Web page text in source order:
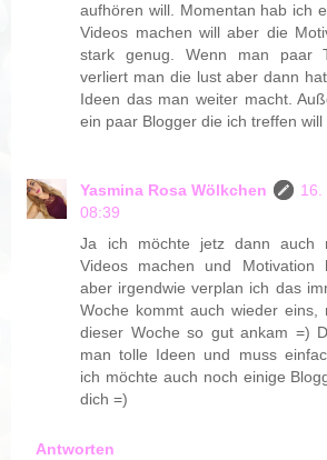
aufhören will. Momentan hab ich
Videos machen will aber die
stark genug. Wenn man paar
verliert man die lust aber dann
Ideen das man weiter macht.
ein paar Blogger die ich treffen will
Yasmina Rosa Wölkchen
16.
08:39
Ja ich möchte jetz dann auch
Videos machen und Motivation
aber irgendwie verplan ich das
Woche kommt auch wieder eins,
dieser Woche so gut ankam =)
man tolle Ideen und muss
ich möchte auch noch einige
dich =)
Antworten